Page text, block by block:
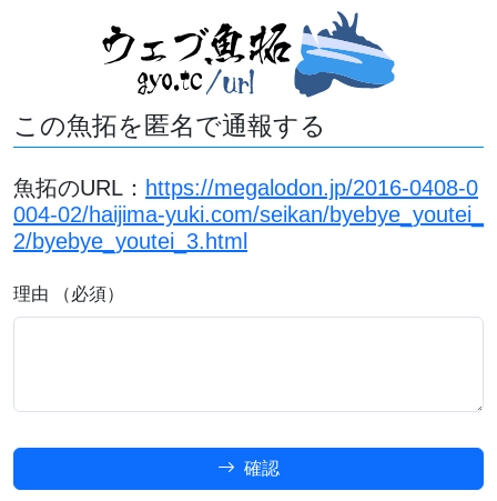
この魚拓を匿名で通報する
魚拓のURL： https://megalodon.jp/2016-0408-0
004-02/haijima-yuki.com/seikan/byebye_youtei_
2/byebye_youtei_3.html
理由 （必須）
確認